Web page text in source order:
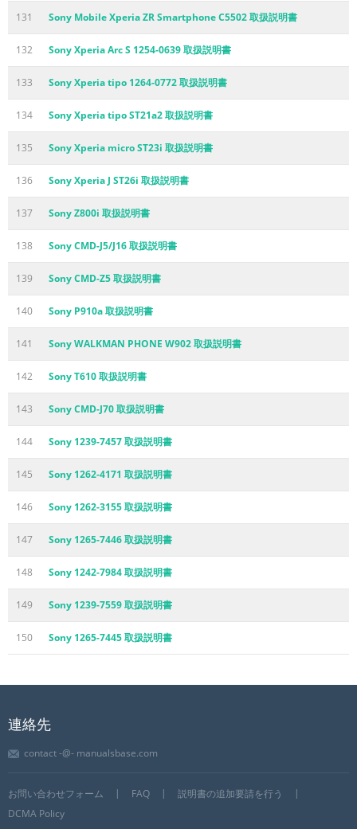
131 Sony Mobile Xperia ZR Smartphone C5502 取扱説明書
132 Sony Xperia Arc S 1254-0639 取扱説明書
133 Sony Xperia tipo 1264-0772 取扱説明書
134 Sony Xperia tipo ST21a2 取扱説明書
135 Sony Xperia micro ST23i 取扱説明書
136 Sony Xperia J ST26i 取扱説明書
137 Sony Z800i 取扱説明書
138 Sony CMD-J5/J16 取扱説明書
139 Sony CMD-Z5 取扱説明書
140 Sony P910a 取扱説明書
141 Sony WALKMAN PHONE W902 取扱説明書
142 Sony T610 取扱説明書
143 Sony CMD-J70 取扱説明書
144 Sony 1239-7457 取扱説明書
145 Sony 1262-4171 取扱説明書
146 Sony 1262-3155 取扱説明書
147 Sony 1265-7446 取扱説明書
148 Sony 1242-7984 取扱説明書
149 Sony 1239-7559 取扱説明書
150 Sony 1265-7445 取扱説明書
連絡先
contact -@- manualsbase.com
お問い合わせフォーム FAQ
説明書の追加要請を行う
DCMA Policy